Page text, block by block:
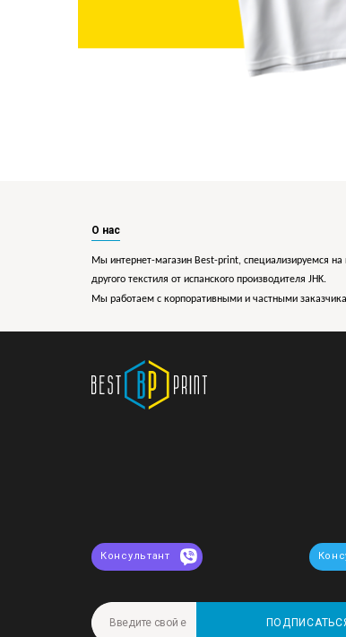
О нас
Мы интернет-магазин Best-print, специализируемся
другого текстиля от испанского производителя JHK.
Мы работаем с корпоративными и частными
Консультант